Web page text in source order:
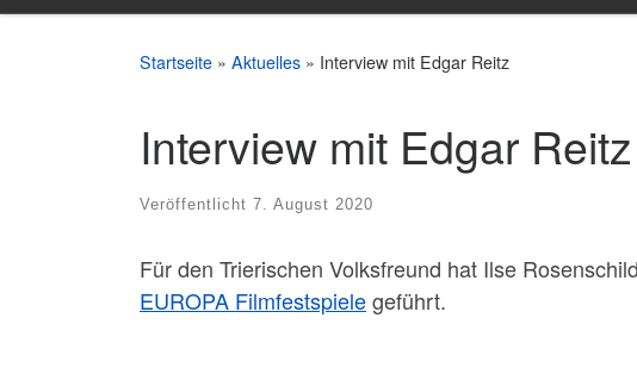
Startseite » Aktuelles » Interview mit Edgar Reitz
Interview mit Edgar Reitz
Veröffentlicht 7. August 2020
Für den Trierischen Volksfreund hat Ilse
EUROPA Filmfestspielegeführt.